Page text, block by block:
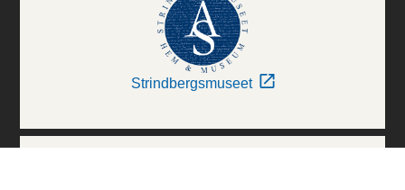
Strindbergsmuseet